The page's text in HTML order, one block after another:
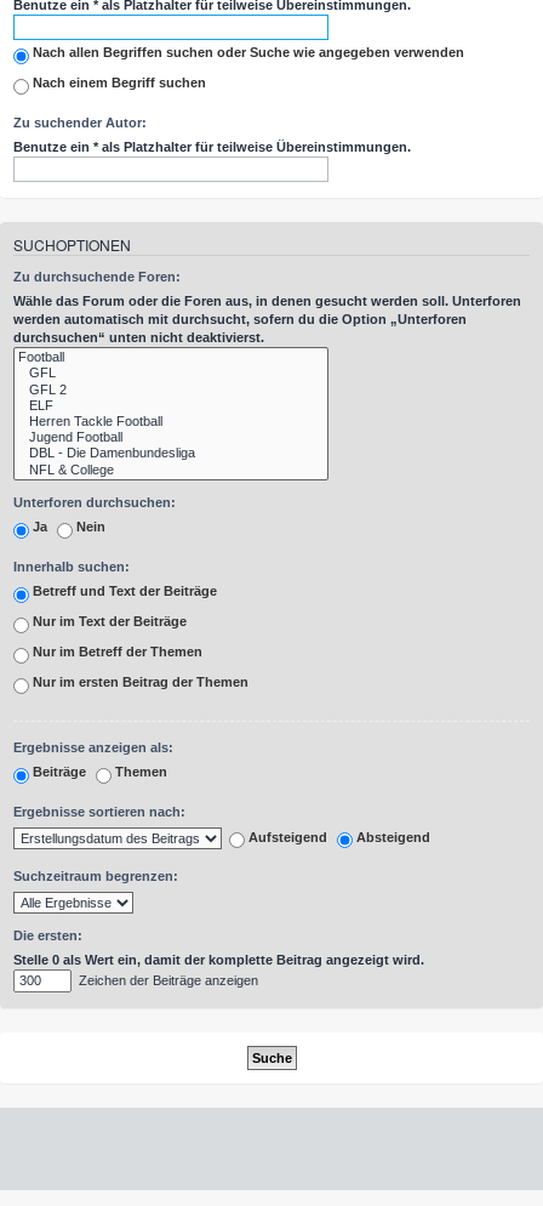
Benutze ein * als Platzhalter für teilweise Übereinstimmungen.
Nach allen Begriffen suchen oder Suche wie angegeben verwenden
Nach einem Begriff suchen
Zu suchender Autor:
Benutze ein * als Platzhalter für teilweise Übereinstimmungen.
SUCHOPTIONEN
Zu durchsuchende Foren:
Wähle das Forum oder die Foren aus, in denen gesucht werden soll. Unterforen
werden automatisch mit durchsucht, sofern du die Option „Unterforen
durchsuchen“ unten nicht deaktivierst.
Unterforen durchsuchen:
Ja
Nein
Innerhalb suchen:
Betreff und Text der Beiträge
Nur im Text der Beiträge
Nur im Betreff der Themen
Nur im ersten Beitrag der Themen
Ergebnisse anzeigen als:
Beiträge
Themen
Ergebnisse sortieren nach:
Aufsteigend
Absteigend
Suchzeitraum begrenzen:
Die ersten:
Stelle 0 als Wert ein, damit der komplette Beitrag angezeigt wird.
Zeichen der Beiträge anzeigen